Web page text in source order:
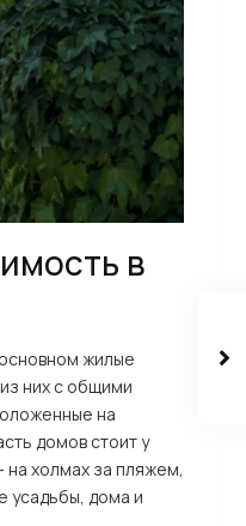
в
жилые
них с общими
на
домов стоит у
холмах за пляжем,
усадьбы, дома и